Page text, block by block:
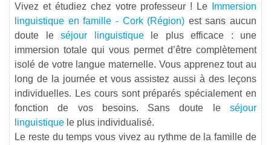
Vivez et étudiez chez votre professeur ! Le
Immersion
linguistique en famille - Cork (Région) est sans aucun
doute le séjour linguistiquele plus efficace : une
immersion totale qui vous permet d’être complètement
isolé de votre langue maternelle. Vous apprenez tout au
long de la journée et vous assistez aussi à des leçons
individuelles. Les cours sont préparés spécialement en
fonction de vos besoins. Sans doute le séjour
linguistique le plus individualisé.
Le reste du temps vous vivez au rythme de la famille de